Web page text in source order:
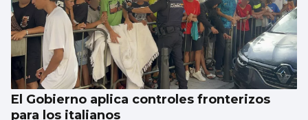
El Gobierno aplica controles fronterizos
para los italianos